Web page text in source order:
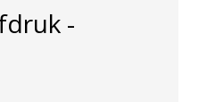
-